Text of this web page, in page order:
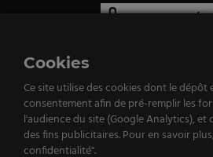
Cookies
Ce site utilise des cookies dont le dépôt
consentement afin de pré-remplir les
l'audience du site (Google Analytics), et
des fins publicitaires. Pour en savoir
confidentialité".